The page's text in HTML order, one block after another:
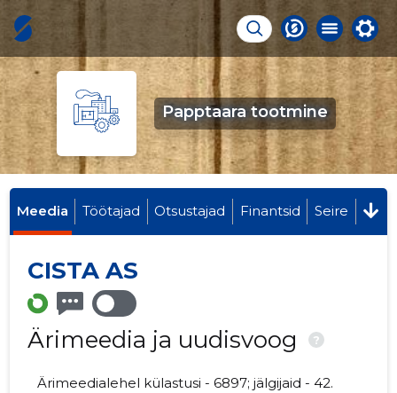
Papptaara tootmine
Meedia Töötajad Otsustajad Finantsid Seire
CISTA AS
Ärimeedia ja uudisvoog ?
Ärimeedialehel külastusi - 6897; jälgijaid - 42.